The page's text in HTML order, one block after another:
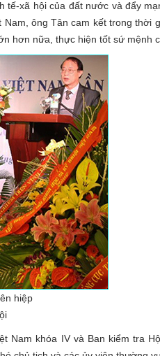
tế-xã hội của đất nước và đẩy
ông Tân cam kết trong
hơn nữa, thực hiện tốt sứ mệnh
hiệp
khóa IV và Ban kiểm tra